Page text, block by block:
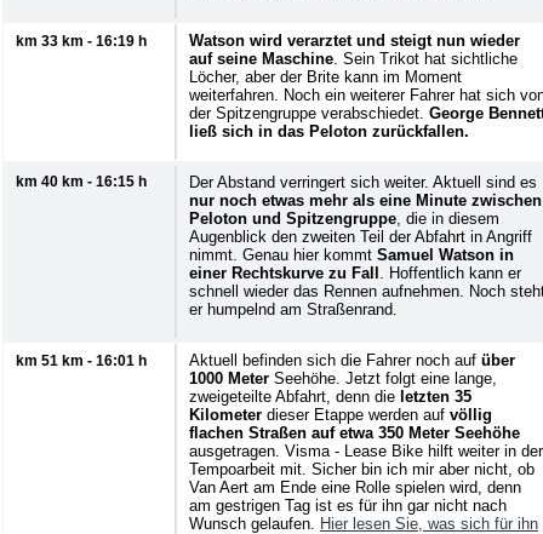
km 33 km - 16:19 h
Watson wird verarztet und steigt nun wieder
auf seine Maschine . Sein Trikot hat sichtliche
Löcher, aber der Brite kann im Moment
weiterfahren. Noch ein weiterer Fahrer hat sich
der Spitzengruppe verabschiedet. George
ließ sich in das Peloton zurückfallen.
km 40 km - 16:15 h
Der Abstand verringert sich weiter. Aktuell sind es
nur noch etwas mehr als eine Minute zwischen
Peloton und Spitzengruppe , die in diesem
Augenblick den zweiten Teil der Abfahrt in Angriff
nimmt. Genau hier kommt Samuel Watson in
einer Rechtskurve zu Fall . Hoffentlich kann er
schnell wieder das Rennen aufnehmen. Noch
er humpelnd am Straßenrand.
km 51 km - 16:01 h Aktuell befinden sich die Fahrer noch auf über
1000 Meter Seehöhe. Jetzt folgt eine lange,
zweigeteilte Abfahrt, denn die letzten 35
Kilometer dieser Etappe werden auf völlig
flachen Straßen auf etwa 350 Meter Seehöhe
ausgetragen. Visma - Lease Bike hilft weiter in der
Tempoarbeit mit. Sicher bin ich mir aber nicht, ob
Van Aert am Ende eine Rolle spielen wird, denn
am gestrigen Tag ist es für ihn gar nicht nach
Wunsch gelaufen. Hier lesen Sie, was sich für ihn